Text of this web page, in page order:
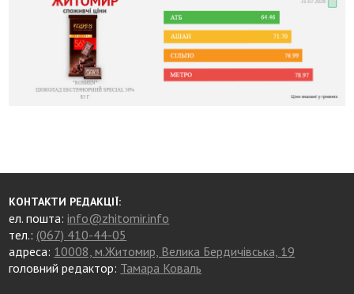
КОНТАКТИ РЕДАКЦІЇ:
ел. пошта:info@zhitomir.info
тел.: (067) 410-44-05
адреса: 10008, м.Житомир, Велика Бердичівська, 19
головний редактор: Тамара Коваль